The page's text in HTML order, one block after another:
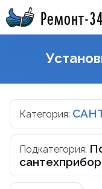
Ремонт-34
Категория:
Подкатегория: